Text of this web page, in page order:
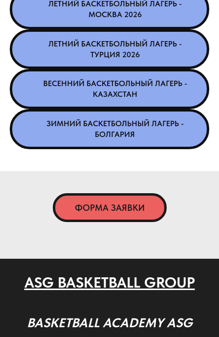
ЛЕТНИЙ БАСКЕТБОЛЬНЫЙ ЛАГЕРЬ -
МОСКВА 2026
ЛЕТНИЙ БАСКЕТБОЛЬНЫЙ ЛАГЕРЬ -
ТУРЦИЯ 2026
ВЕСЕННИЙ БАСКЕТБОЛЬНЫЙ ЛАГЕРЬ -
КАЗАХСТАН
ЗИМНИЙ БАСКЕТБОЛЬНЫЙ ЛАГЕРЬ -
БОЛГАРИЯ
ФОРМА ЗАЯВКИ
ASG BASKETBALL GROUP
BASKETBALL ACADEMY ASG